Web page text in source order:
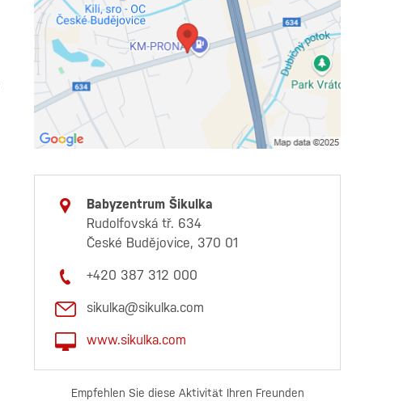
Babyzentrum Šikulka
Rudolfovská tř. 634
České Budějovice, 370 01
+420 387 312 000
sikulka@sikulka.com
www.sikulka.com
Empfehlen Sie diese Aktivität Ihren Freunden